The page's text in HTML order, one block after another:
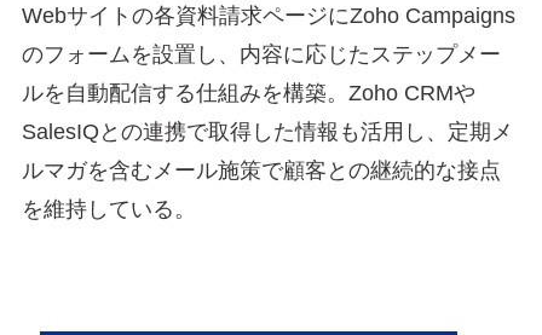
Webサイトの各資料請求ページにZoho Campaigns
のフォームを設置し、内容に応じたステップメー
ルを自動配信する仕組みを構築。Zoho CRMや
SalesIQとの連携で取得した情報も活用し、定期メ
ルマガを含むメール施策で顧客との継続的な接点
を維持している。